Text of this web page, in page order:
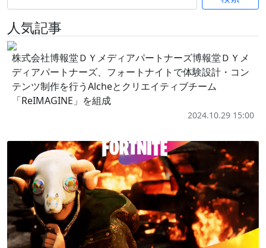
人気記事
株式会社博報堂ＤＹメディアパートナーズ博報堂ＤＹメ
ディアパートナーズ、フォートナイトで体験設計・コン
テンツ制作を行うAlcheとクリエイティブチーム
「ReIMAGINE」を組成
2024.10.29 15:00